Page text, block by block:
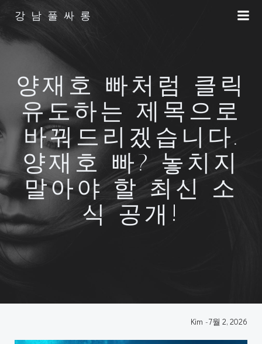
강남풀싸롱
양재호 빠처럼 클릭
유도하는 제목으로
바꿔드리겠습니다.
양재호 빠? 놓치지
말아야 할 최신 소
식 공개!
Kim -7월 2, 2026